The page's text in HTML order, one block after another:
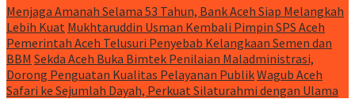
Menjaga Amanah Selama 53 Tahun, Bank Aceh Siap Melangkah
Lebih Kuat Mukhtaruddin Usman Kembali Pimpin SPS Aceh
Pemerintah Aceh Telusuri Penyebab Kelangkaan Semen dan
BBM Sekda Aceh Buka Bimtek Penilaian Maladministrasi,
Dorong Penguatan Kualitas Pelayanan PublikWagub Aceh
Safari ke Sejumlah Dayah, Perkuat Silaturahmi dengan Ulama